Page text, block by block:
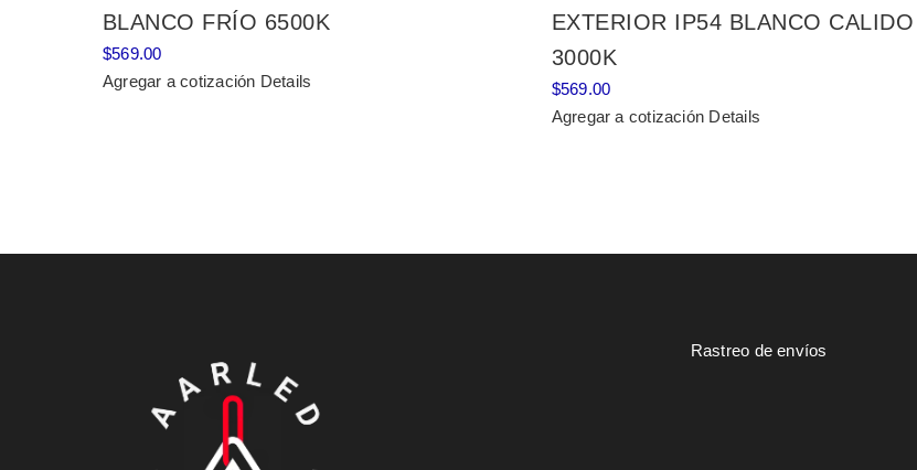
BLANCO FRÍO 6500K
$569.00
Agregar a cotización Details
EXTERIOR IP54 BLANCO CALIDO
3000K
$569.00
Agregar a cotización Details
Rastreo de envíos